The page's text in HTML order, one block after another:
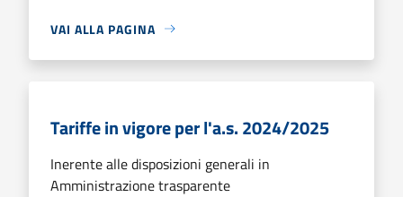
VAI ALLA PAGINA
Tariffe in vigore per l'a.s. 2024/2025
Inerente alle disposizioni generali in
Amministrazione trasparente